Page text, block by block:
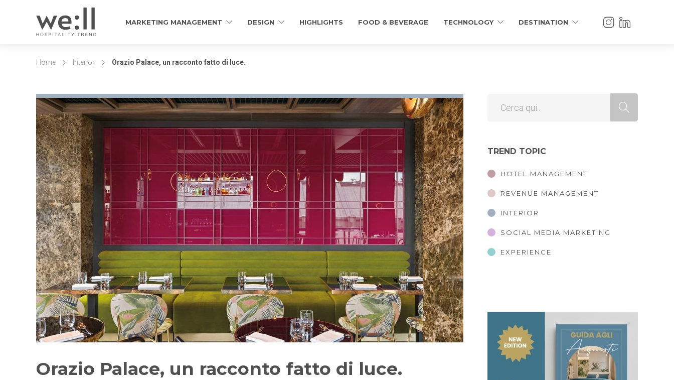
MARKETING MANAGEMENT DESIGN HIGHLIGHTS FOOD & BEVERAGE TECHNOLOGY DESTINATION
Home Interior Orazio Palace, un racconto fatto di luce.
Orazio Palace, un racconto fatto di luce.
TREND TOPIC
HOTEL MANAGEMENT
REVENUE MANAGEMENT
INTERIOR
SOCIAL MEDIA MARKETING
EXPERIENCE